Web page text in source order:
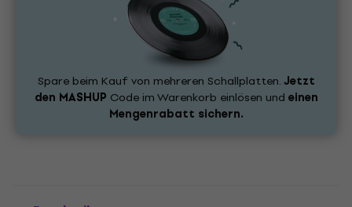
Spare beim Kauf von mehreren Schallplatten.Jetzt
den MASHUP Code im Warenkorb einlösen und einen
Mengenrabatt sichern.